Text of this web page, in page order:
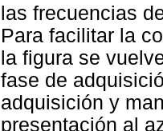
las frecuencias
Para facilitar la
la figura se
fase de
adquisición y
presentación al